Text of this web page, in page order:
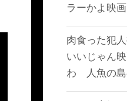
ラーかよ映
肉食った犯
いいじゃん
わ 人魚の島